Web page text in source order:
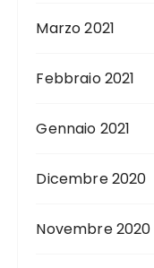
Marzo 2021
Febbraio 2021
Gennaio 2021
Dicembre 2020
Novembre 2020